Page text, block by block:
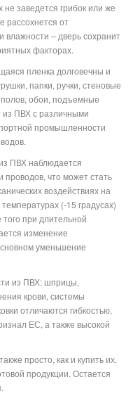
заведется грибок или же
рассохнется от
влажности – дверь сохранит
факторах.
пленка долговечны и
папки, ручки, стеновые
обои, подъемные
из ПВХ с различными
промышленности
ПВХ наблюдается
что может стать
воздействиях на
(-15 градусах)
при длительной
изменение
уменьшение
из ПВХ: шприцы,
крови, системы
отличаются гибкостью,
ЕС, а также высокой
просто, как и купить их.
продукции. Остается